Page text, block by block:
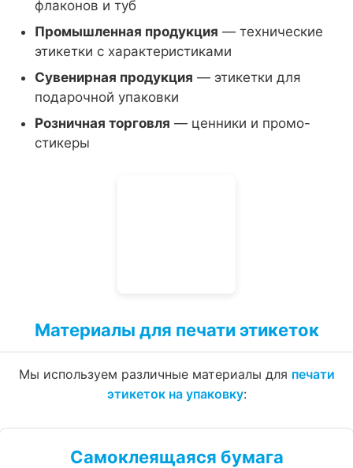
флаконов и туб
Промышленная продукция — технические
этикетки с характеристиками
Сувенирная продукция — этикетки для
подарочной упаковки
Розничная торговля — ценники и промо-
стикеры
Материалы для печати этикеток
Мы используем различные материалы для печати
этикеток на упаковку:
Самоклеящаяся бумага